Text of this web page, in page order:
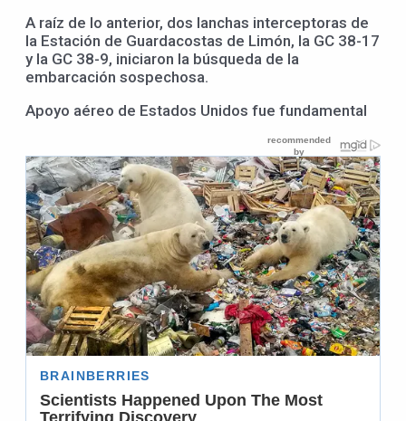
A raíz de lo anterior, dos lanchas interceptoras de
la Estación de Guardacostas de Limón, la GC 38-17
y la GC 38-9, iniciaron la búsqueda de la
embarcación sospechosa.
Apoyo aéreo de Estados Unidos fue fundamental